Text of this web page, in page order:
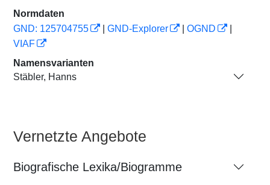
Normdaten
GND: 125704755
GND-Explorer OGND
VIAF
Namensvarianten
Stäbler, Hanns
Vernetzte Angebote
Biografische Lexika/Biogramme